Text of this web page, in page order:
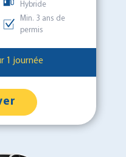
Hybride
Min. 3 ans de
permis
1 journée